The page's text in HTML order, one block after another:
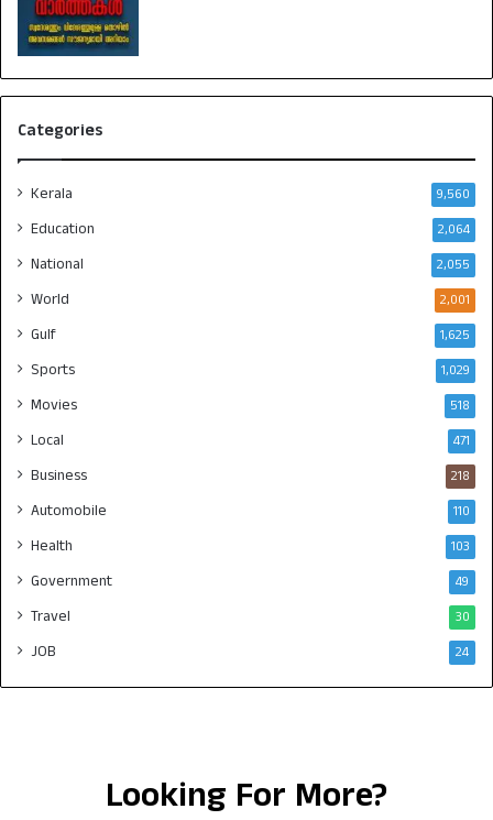
Categories
Kerala 9,560
Education 2,064
National 2,055
World 2,001
Gulf 1,625
Sports 1,029
Movies 518
Local 471
Business 218
Automobile 110
Health 103
Government 49
Travel 30
JOB 24
Looking For More?